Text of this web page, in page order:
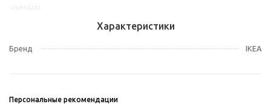
Характеристики
Бренд IKEA
Персональные рекомендации